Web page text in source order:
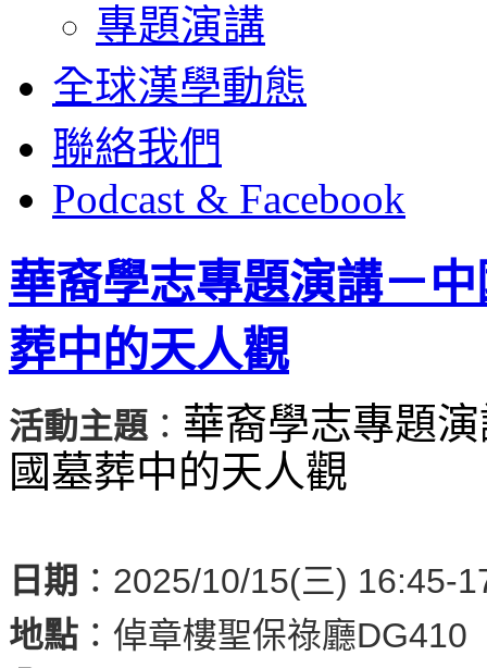
專題演講
全球漢學動態
聯絡我們
Podcast & Facebook
華裔學志專題演講－
葬中的天人觀
活動主題： 華裔學志專題
國墓葬中的天人觀
日期 ：2025/10/15(三) 16:45-
地點 ： 倬章樓聖保祿廳DG410